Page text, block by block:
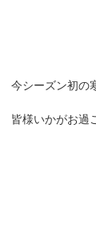
今シーズン初の
皆様いかがお過